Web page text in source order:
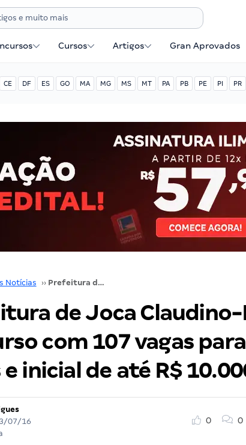
Cursos Artigos Gran Aprovados
CE DF ES GO MA MG MS MT PA PB PE PI PR
Notícias ›› Prefeitura de Joca Claudino-PB lança concurso com 107 vagas para todos os níveis e inicial de até R$ 10.000,00
de Joca Claudino-
com 107 vagas
inicial de até R$
07/16
0 0